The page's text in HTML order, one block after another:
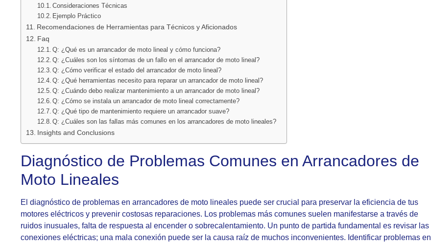
Consideraciones Técnicas
Ejemplo Práctico
Recomendaciones de Herramientas para Técnicos y Aficionados
Faq
Q: ¿Qué es un arrancador de moto lineal y cómo funciona?
Q: ¿Cuáles son los síntomas de un fallo en el arrancador de moto lineal?
Q: ¿Cómo verificar el estado del arrancador de moto lineal?
Q: ¿Qué herramientas necesito para reparar un arrancador de moto lineal?
Q: ¿Cuándo debo realizar mantenimiento a un arrancador de moto lineal?
Q: ¿Cómo se instala un arrancador de moto lineal correctamente?
Q: ¿Qué tipo de mantenimiento requiere un arrancador suave?
Q: ¿Cuáles son las fallas más comunes en los arrancadores de moto lineales?
Insights and Conclusions
Diagnóstico de Problemas Comunes en Arrancadores de
Moto Lineales
El diagnóstico de problemas en arrancadores de moto lineales puede ser crucial para preservar la eficiencia de tus
motores eléctricos y prevenir costosas reparaciones. Los problemas más comunes suelen manifestarse a través de
ruidos inusuales, falta de respuesta al encender o sobrecalentamiento. Un punto de partida fundamental es revisar las
conexiones eléctricas; una mala conexión puede ser la causa raíz de muchos inconvenientes. Identificar problemas en